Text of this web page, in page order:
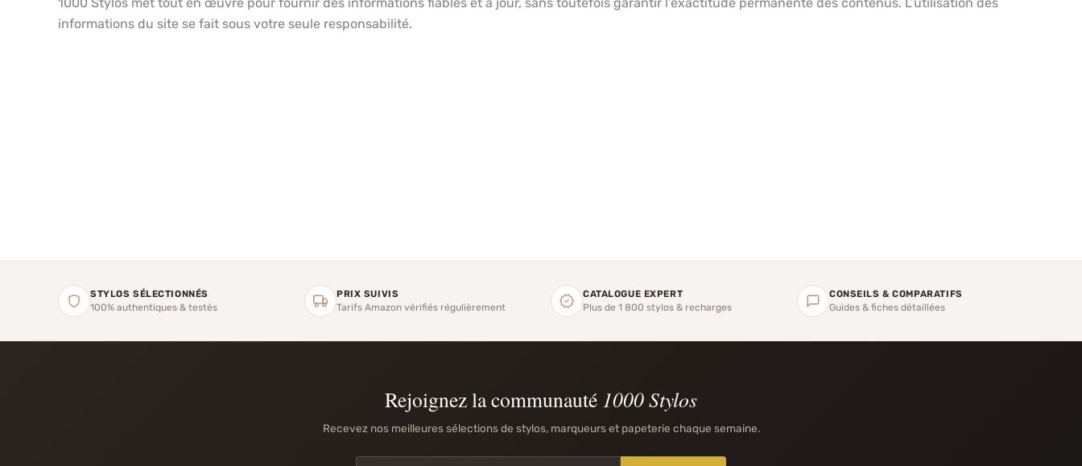
informations du site se fait sous votre seule responsabilité.
STYLOS SÉLECTIONNÉS
100% authentiques & testés
PRIX SUIVIS
Tarifs Amazon vérifiés régulièrement
CATALOGUE EXPERT
Plus de 1 800 stylos & recharges
CONSEILS & COMPARATIFS
Guides & fiches détaillées
Rejoignez la communauté 1000 Stylos
Recevez nos meilleures sélections de stylos, marqueurs et papeterie chaque semaine.